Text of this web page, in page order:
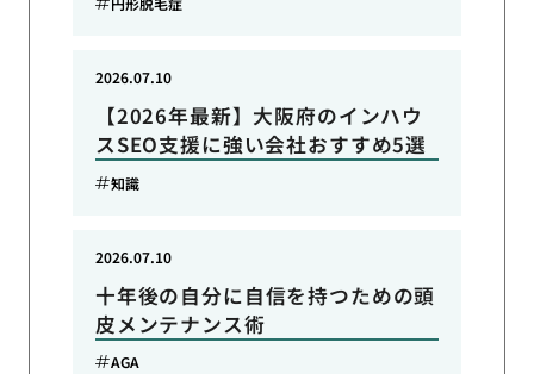
【2026年最新】大阪府のインハウ
スSEO支援に強い会社おすすめ5選
2026.07.10
知識
十年後の自分に自信を持つための頭
皮メンテナンス術
2026.07.10
AGA